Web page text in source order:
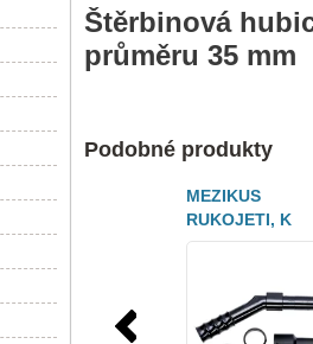
Štěrbinová
průměru 35 mm
Podobné produkty
MEZIKUS
RUKOJETI, K
ODSÁVÁNÍ